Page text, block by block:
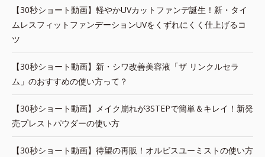
【30秒ショート動画】軽やかUVカットファンデ誕生！新・タイ
ムレスフィットファンデーションUVをくずれにくく仕上げるコ
ツ
【30秒ショート動画】新・シワ改善美容液「ザ リンクルセラ
ム」のおすすめの使い方って？
【30秒ショート動画】メイク崩れが3STEPで簡単＆キレイ！新発
売プレストパウダーの使い方
【30秒ショート動画】待望の再販！オルビスユーミストの使い方